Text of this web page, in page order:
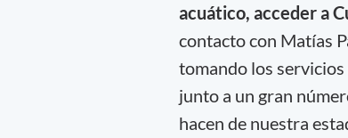
acuático, acceder a
contacto con Matías
tomando los servicios
junto a un gran
hacen de nuestra